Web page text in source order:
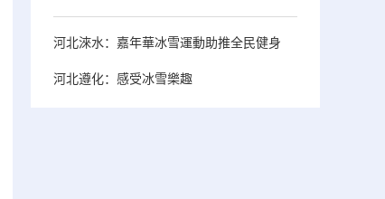
河北淶水：嘉年華冰雪運動助推全民健身
河北遵化：感受冰雪樂趣